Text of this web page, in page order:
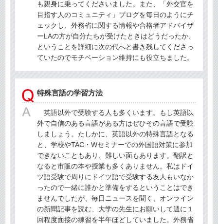
も親身に乗ってくださいました。また、「外交官を
目指す人のコミュニティ」ブログを毎日のようにチ
ェックし、外務省に関する情報や合格者アドバイザ
ーLAの方が自分たちが受けたときはどうだったか、
ということを詳細に次の代へと書き残してくださっ
ていたのでモチベーション維持にも役立ちました。
特殊言語の学習方法
英語以外で受験する人も多くいます。もし英語以
外で自信のある言語がある方はぜひその言語で受験
しましょう。たしかに、英語以外の特殊言語となる
と、学校やTAC・Wセミナーでの外国語対策に参加
できないこともあり、難しい面もあります。翻訳と
なると市販の本や授業も多くありません。私はドイ
ツ語受験で周りにドイツ語で受験する友人もいなか
ったので一緒に誰かと準備をするということはでき
ませんでしたが、毎日ニュースを聞く、オンライン
の新聞記事を読む、大学の先生にお願いして週に１
回程度面接の練習を半年ほどしていました。外務省